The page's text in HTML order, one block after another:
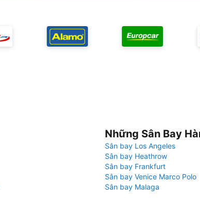
Những Sân Bay
Sân bay Los Angeles
Sân bay Heathrow
Sân bay Frankfurt
Sân bay Venice Marco Polo
Sân bay Malaga